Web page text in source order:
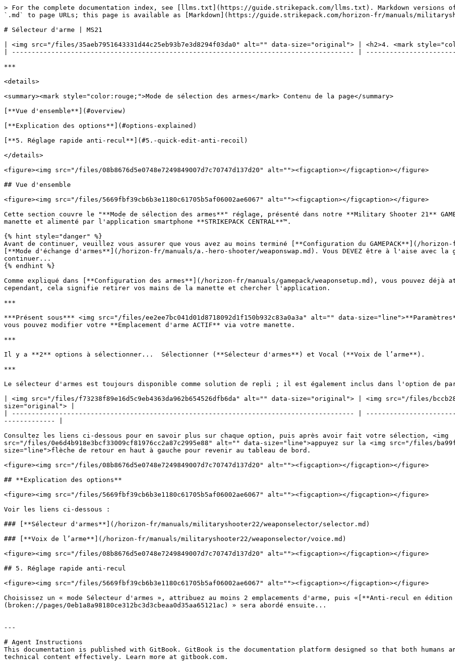
> For the complete documentation index, see [llms.txt](https://guide.strikepack.com/llms.txt). Markdown versions of
`.md` to page URLs; this page is available as [Markdown](https://guide.strikepack.com/horizon-fr/manuals/
# Sélecteur d'arme | MS21
| <img src="/files/35aeb7951643331d44c25eb93b7e3d8294f03da0" alt="" data-size="original"> | <h2>4. <mark
| --------------------------------------------------------------------------------------- |
***
<details>
<summary><mark style="color:rouge;">Mode de sélection des armes</mark> Contenu de la page</summary>
[**Vue d'ensemble**](#overview)
[**Explication des options**](#options-explained)
[**5. Réglage rapide anti-recul**](#5.-quick-edit-anti-recoil)
</details>
<figure><img src="/files/08b8676d5e0748e7249849007d7c70747d137d20" alt=""><figcaption></figcaption></figure>
## Vue d'ensemble
<figure><img src="/files/5669fbf39cb6b3e1180c61705b5af06002ae6067" alt=""><figcaption></figcaption></figure>
Cette section couvre le "**Mode de sélection des armes**" réglage, présenté dans notre **Military Shooter 21**
manette et alimenté par l'application smartphone **STRIKEPACK CENTRAL**™.
{% hint style="danger" %}
Avant de continuer, veuillez vous assurer que vous avez au moins terminé [**Configuration du GAMEPACK**](/horizon-
[**Mode d'échange d'armes**](/horizon-fr/manuals/a.-hero-shooter/weaponswap.md). Vous DEVEZ être à l'aise avec la
continuer...
{% endhint %}
Comme expliqué dans [**Configuration des armes**](/horizon-fr/manuals/gamepack/weaponsetup.md), vous pouvez
cependant, cela signifie retirer vos mains de la manette et chercher l'application.
***
***Présent sous*** <img src="/files/ee2ee7bc041d01d8718092d1f150b932c83a0a3a" alt="" data-
vous pouvez modifier votre **Emplacement d'arme ACTIF** via votre manette.
***
Il y a **2** options à sélectionner...  Sélectionner (**Sélecteur d'armes**) et Vocal (**Voix de l’arme**).
***
Le sélecteur d'armes est toujours disponible comme solution de repli ; il est également inclus dans l'option de
| <img src="/files/f73238f89e16d5c9eb4363da962b654526dfb6da" alt="" data-size="original"> | <img src="/files/
size="original"> |
| --------------------------------------------------------------------------------------- |
------------- |
Consultez les liens ci-dessous pour en savoir plus sur chaque option, puis après avoir fait votre sélection, <img
src="/files/0e6d4b918e3bcf33009cf81976cc2a87c2995e88" alt="" data-size="line">appuyez sur la <img src="/files/
size="line">flèche de retour en haut à gauche pour revenir au tableau de bord.
<figure><img src="/files/08b8676d5e0748e7249849007d7c70747d137d20" alt=""><figcaption></figcaption></figure>
## **Explication des options**
<figure><img src="/files/5669fbf39cb6b3e1180c61705b5af06002ae6067" alt=""><figcaption></figcaption></figure>
Voir les liens ci-dessous :
### [**Sélecteur d'armes**](/horizon-fr/manuals/militaryshooter22/weaponselector/selector.md)
### [**Voix de l’arme**](/horizon-fr/manuals/militaryshooter22/weaponselector/voice.md)
<figure><img src="/files/08b8676d5e0748e7249849007d7c70747d137d20" alt=""><figcaption></figcaption></figure>
## 5. Réglage rapide anti-recul
<figure><img src="/files/5669fbf39cb6b3e1180c61705b5af06002ae6067" alt=""><figcaption></figcaption></figure>
Choisissez un « mode Sélecteur d'armes », attribuez au moins 2 emplacements d'arme, puis «[**Anti-recul en édition
(broken://pages/0eb1a8a98180ce312bc3d3cbeaa0d35aa65121ac) » sera abordé ensuite...
---
# Agent Instructions
This documentation is published with GitBook. GitBook is the documentation platform designed so that both humans
technical content effectively. Learn more at gitbook.com.